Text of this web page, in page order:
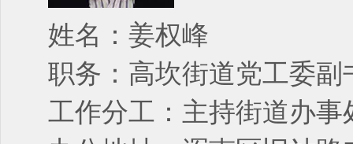
姓名：姜权峰
职务：高坎街道党工委
工作分工：主持街道办事